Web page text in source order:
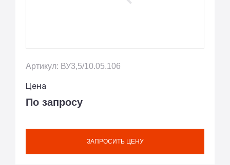
Артикул: ВУ3,5/10.05.106
Цена
По запросу
ЗАПРОСИТЬ ЦЕНУ